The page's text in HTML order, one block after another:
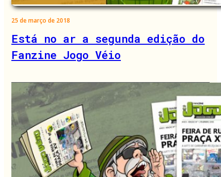
25 de março de 2018
Está no ar a segunda edição do
Fanzine Jogo Véio